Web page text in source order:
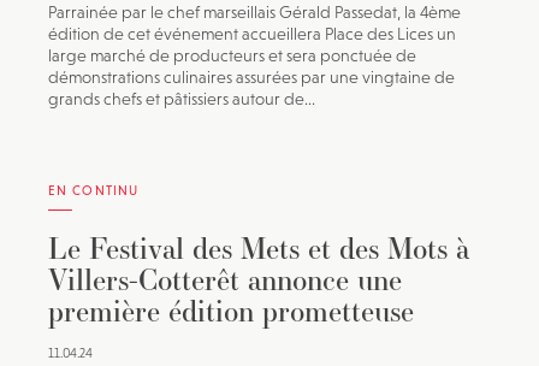
Parrainée par le chef marseillais Gérald Passedat, la 4ème
édition de cet événement accueillera Place des Lices un
large marché de producteurs et sera ponctuée de
démonstrations culinaires assurées par une vingtaine de
grands chefs et pâtissiers autour de...
EN CONTINU
Le Festival des Mets et des Mots à
Villers-Cotterêt annonce une
première édition prometteuse
11.04.24